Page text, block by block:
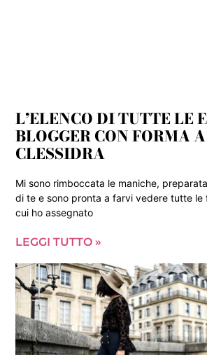
L’ELENCO DI TUTTE LE
BLOGGER CON FORMA A
CLESSIDRA
Mi sono rimboccata le maniche,
di te e sono pronta a farvi vedere tutte le
cui ho assegnato
LEGGI TUTTO »